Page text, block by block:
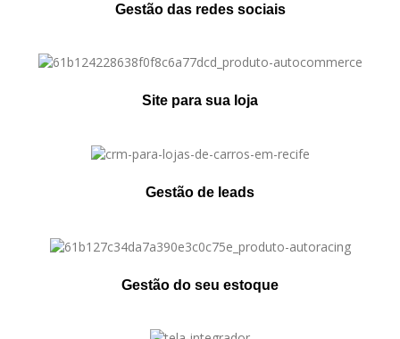
Gestão das redes sociais
Site para sua loja
Gestão de leads
Gestão do seu estoque